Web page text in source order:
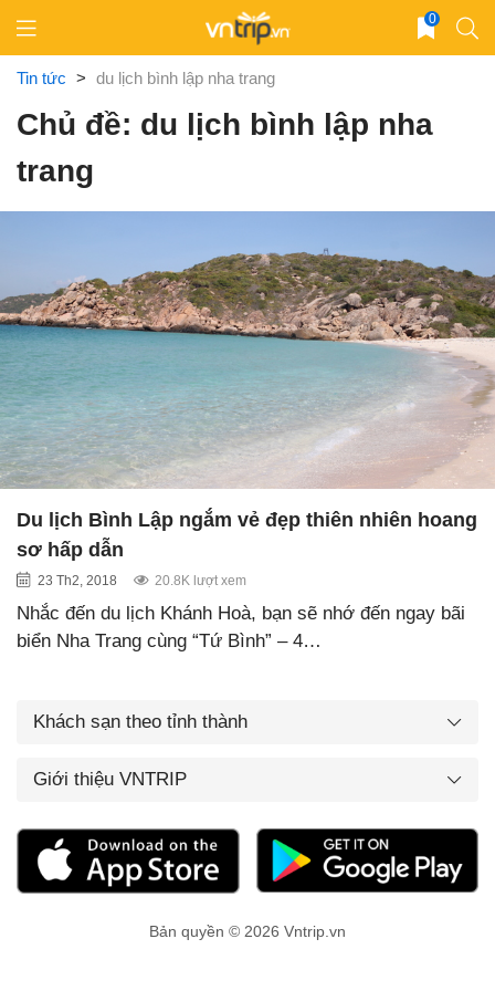
content
0
Tin tức > du lịch bình lập nha trang
Chủ đề: du lịch bình lập nha
trang
Du lịch Bình Lập ngắm vẻ đẹp thiên nhiên hoang
sơ hấp dẫn
23 Th2, 2018 20.8K lượt xem
Nhắc đến du lịch Khánh Hoà, bạn sẽ nhớ đến ngay bãi
biển Nha Trang cùng “Tứ Bình” – 4…
Khách sạn theo tỉnh thành
Giới thiệu VNTRIP
Bản quyền © 2026 Vntrip.vn